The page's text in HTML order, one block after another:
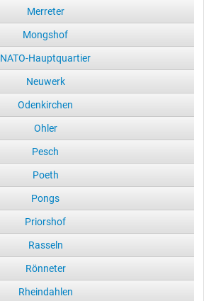
Merreter
Mongshof
NATO-Hauptquartier
Neuwerk
Odenkirchen
Ohler
Pesch
Poeth
Pongs
Priorshof
Rasseln
Rönneter
Rheindahlen